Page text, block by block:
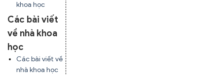
khoa học
Các bài viết
về nhà khoa
học
Các bài viết về
nhà khoa học